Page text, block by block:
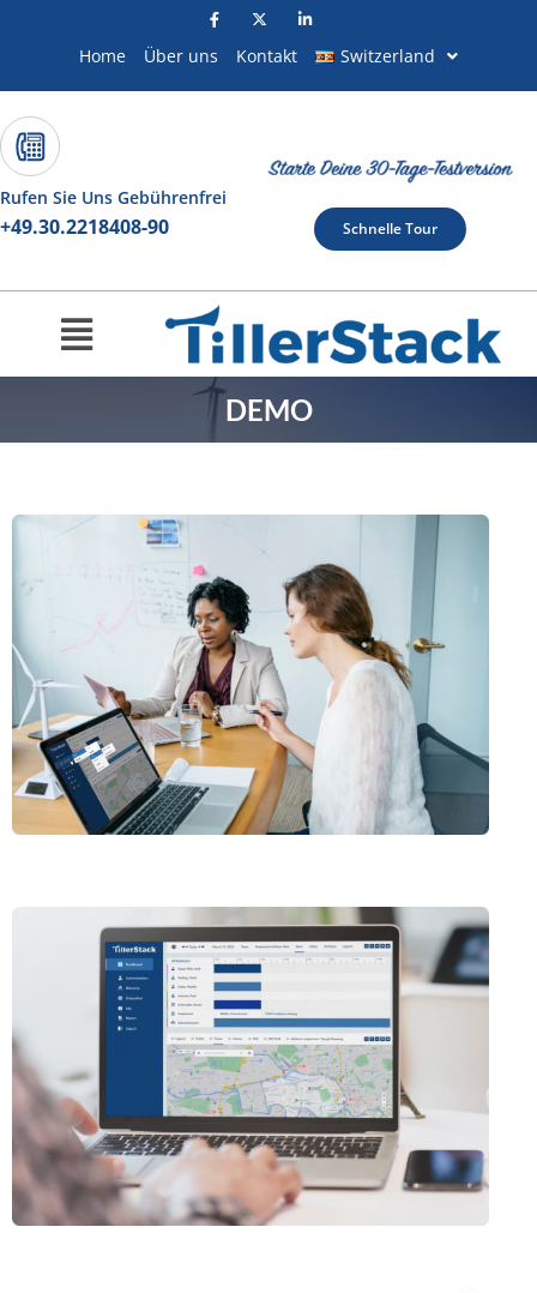
Home Über uns Kontakt Switzerland
Rufen Sie Uns Gebührenfrei
+49.30.2218408-90 Schnelle Tour
Menu
DEMO